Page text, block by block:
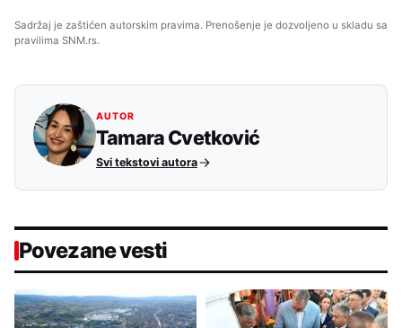
Sadržaj je zaštićen autorskim pravima. Prenošenje je dozvoljeno u skladu sa
pravilima SNM.rs.
AUTOR
Tamara Cvetković
Svi tekstovi autora
Povezane vesti